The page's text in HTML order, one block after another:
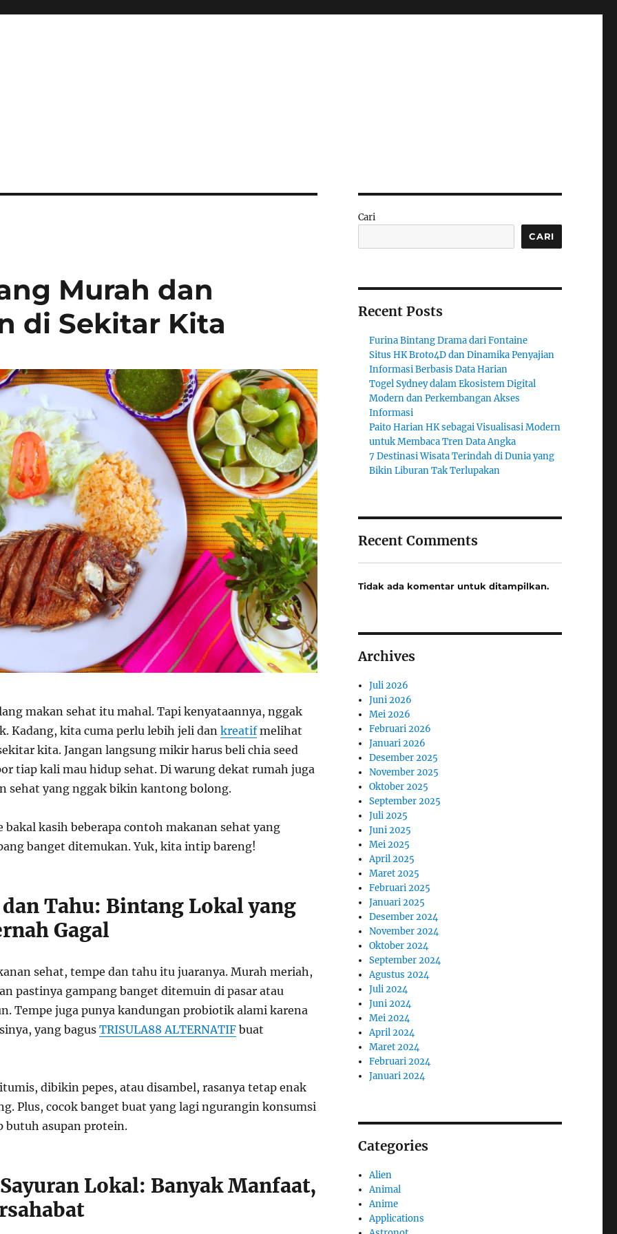
Murah dan
di Sekitar Kita
makan sehat itu mahal. Tapi kenyataannya, nggak
Kadang, kita cuma perlu lebih jeli dan kreatifmelihat
kita. Jangan langsung mikir harus beli chia seed
tiap kali mau hidup sehat. Di warung dekat rumah juga
sehat yang nggak bikin kantong bolong.
kasih beberapa contoh makanan sehat yang
banget ditemukan. Yuk, kita intip bareng!
dan Tahu: Bintang Lokal yang
Gagal
sehat, tempe dan tahu itu juaranya. Murah meriah,
pastinya gampang banget ditemuin di pasar atau
Tempe juga punya kandungan probiotik alami karena
yang bagus TRISULA88 ALTERNATIFbuat
dibikin pepes, atau disambel, rasanya tetap enak
Plus, cocok banget buat yang lagi ngurangin konsumsi
butuh asupan protein.
Lokal: Banyak Manfaat,
Cari
CARI
Recent Posts
Furina Bintang Drama dari Fontaine
Situs HK Broto4D dan Dinamika Penyajian
Informasi Berbasis Data Harian
Togel Sydney dalam Ekosistem Digital
Modern dan Perkembangan Akses
Informasi
Paito Harian HK sebagai Visualisasi Modern
untuk Membaca Tren Data Angka
7 Destinasi Wisata Terindah di Dunia yang
Bikin Liburan Tak Terlupakan
Recent Comments
Tidak ada komentar untuk ditampilkan.
Archives
Juli 2026
Juni 2026
Mei 2026
Februari 2026
Januari 2026
Desember 2025
November 2025
Oktober 2025
September 2025
Juli 2025
Juni 2025
Mei 2025
April 2025
Maret 2025
Februari 2025
Januari 2025
Desember 2024
November 2024
Oktober 2024
September 2024
Agustus 2024
Juli 2024
Juni 2024
Mei 2024
April 2024
Maret 2024
Februari 2024
Januari 2024
Categories
Alien
Animal
Anime
Applications